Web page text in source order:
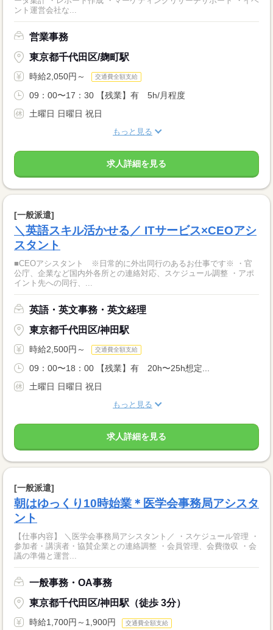
ント運営会社な...
営業事務
東京都千代田区/麹町駅
時給2,050円～ 交通費全額支給
09：00〜17：30 【残業】有 5h/月程度
土曜日 日曜日 祝日
もっと見る
求人詳細を見る
[一般派遣]
＼英語スキル活かせる／ ITサービス×CEOアシ
スタント
■CEOアシスタント ※日常的に外出同行のあるお仕事です※ ・官
公庁、企業など国内外各所との連絡対応、スケジュール調整 ・アポ
イント先への同行、...
英語・英文事務・英文経理
東京都千代田区/神田駅
時給2,500円～ 交通費全額支給
09：00〜18：00 【残業】有 20h〜25h想定...
土曜日 日曜日 祝日
もっと見る
求人詳細を見る
[一般派遣]
朝はゆっくり10時始業＊医学会事務局アシスタ
ント
【仕事内容】 ＼医学会事務局アシスタント／ ・スケジュール管理 ・
参加者・講演者・協賛企業との連絡調整 ・会員管理、会費徴収 ・会
議の準備と運営...
一般事務・OA事務
東京都千代田区/神田駅（徒歩 3分）
時給1,700円～1,900円 交通費全額支給